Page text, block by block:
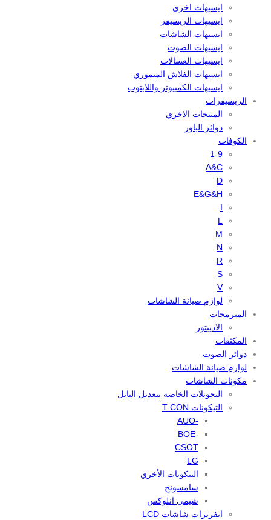
ايسيهات اخري
ايسيهات الريسيفر
ايسيهات الشاشات
ايسيهات الصوت
ايسيهات الغسالات
ايسيهات الفلاش الميموري
ايسيهات الكمبيوتر واللابتوب
الريسيفرات
المنتجات الاخري
دوائر الباور
الكوفات
1-9
A&C
D
E&G&H
I
L
M
N
R
S
V
لوازم صيانة الشاشات
المبرمجات
الاديبتور
المكثفات
دوائر الصوت
لوازم صيانة الشاشات
مكونات الشاشات
التحويلات الخاصة بتعديل البانل
التيكونات T-CON
-AUO
-BOE
CSOT
LG
التيكونات الأخري
سامسونج
شيمي انلوكس
انفرترات شاشات LCD